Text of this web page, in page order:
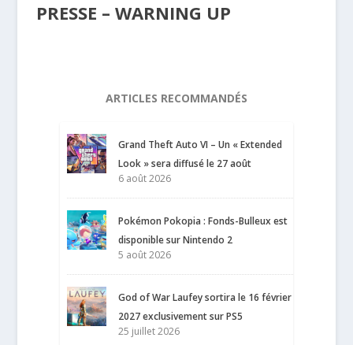
PRESSE – WARNING UP
ARTICLES RECOMMANDÉS
Grand Theft Auto VI – Un « Extended
Look » sera diffusé le 27 août
6 août 2026
Pokémon Pokopia : Fonds-Bulleux est
disponible sur Nintendo 2
5 août 2026
God of War Laufey sortira le 16 février
2027 exclusivement sur PS5
25 juillet 2026